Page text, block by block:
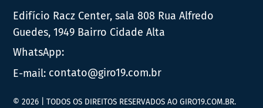
Edifício Racz Center, sala 808 Rua Alfredo
Guedes, 1949 Bairro Cidade Alta
WhatsApp:
E-mail: contato@giro19.com.br
© 2026 | TODOS OS DIREITOS RESERVADOS AO GIRO19.COM.BR.